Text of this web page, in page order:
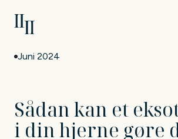
Juni 2024
Sådan kan et
i din hjerne gøre